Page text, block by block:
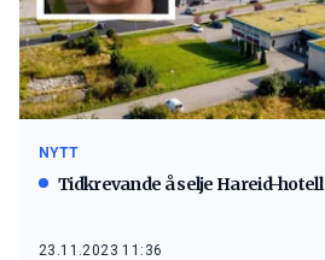
NYTT
Tidkrevande å selje Hareid-hotell
23.11.2023 11:36